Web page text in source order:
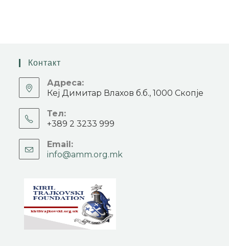
Контакт
Адреса:
Кеј Димитар Влахов б.б., 1000 Скопје
Тел:
+389 2 3233 999
Email:
info@amm.org.mk